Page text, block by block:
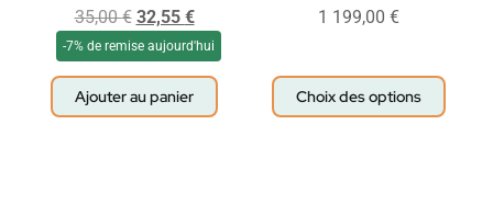
35,00€ 32,55 €
-7% de remise aujourd'hui
Ajouter au panier
1 199,00 €
Choix des options